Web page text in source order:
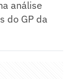
análise
do GP da